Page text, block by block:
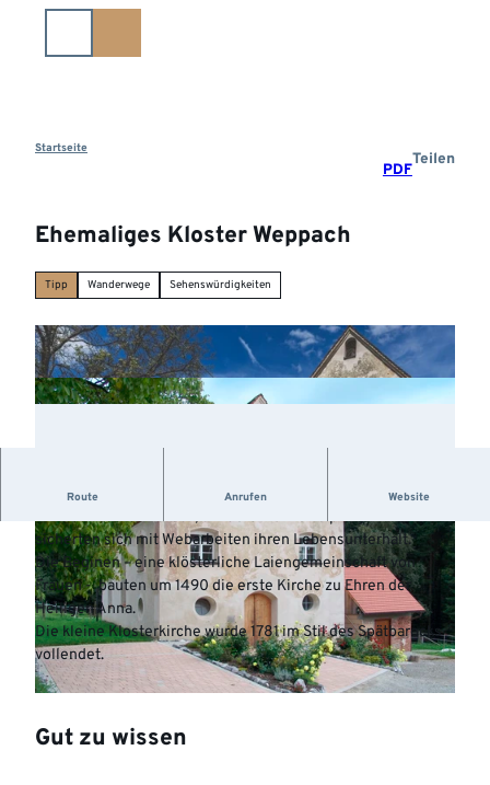
Startseite
PDF
Teilen
Ehemaliges Kloster Weppach
Tipp Wanderwege Sehenswürdigkeiten
© Florian Fahlenbock | CC-BY-NC-SA
Route Anrufen Website
Im Mittelalter zogen sich hier nach Weppach Frauen in die
Waldeinsamkeit zurück, um dort Kranke zu pflegen. Sie
sicherten sich mit Webarbeiten ihren Lebensunterhalt.
Die Beginen – eine klösterliche Laiengemeinschaft von
Frauen - bauten um 1490 die erste Kirche zu Ehren der
Heiligen Anna.
Die kleine Klosterkirche wurde 1781 im Stil des Spätbarocks
vollendet.
Gut zu wissen